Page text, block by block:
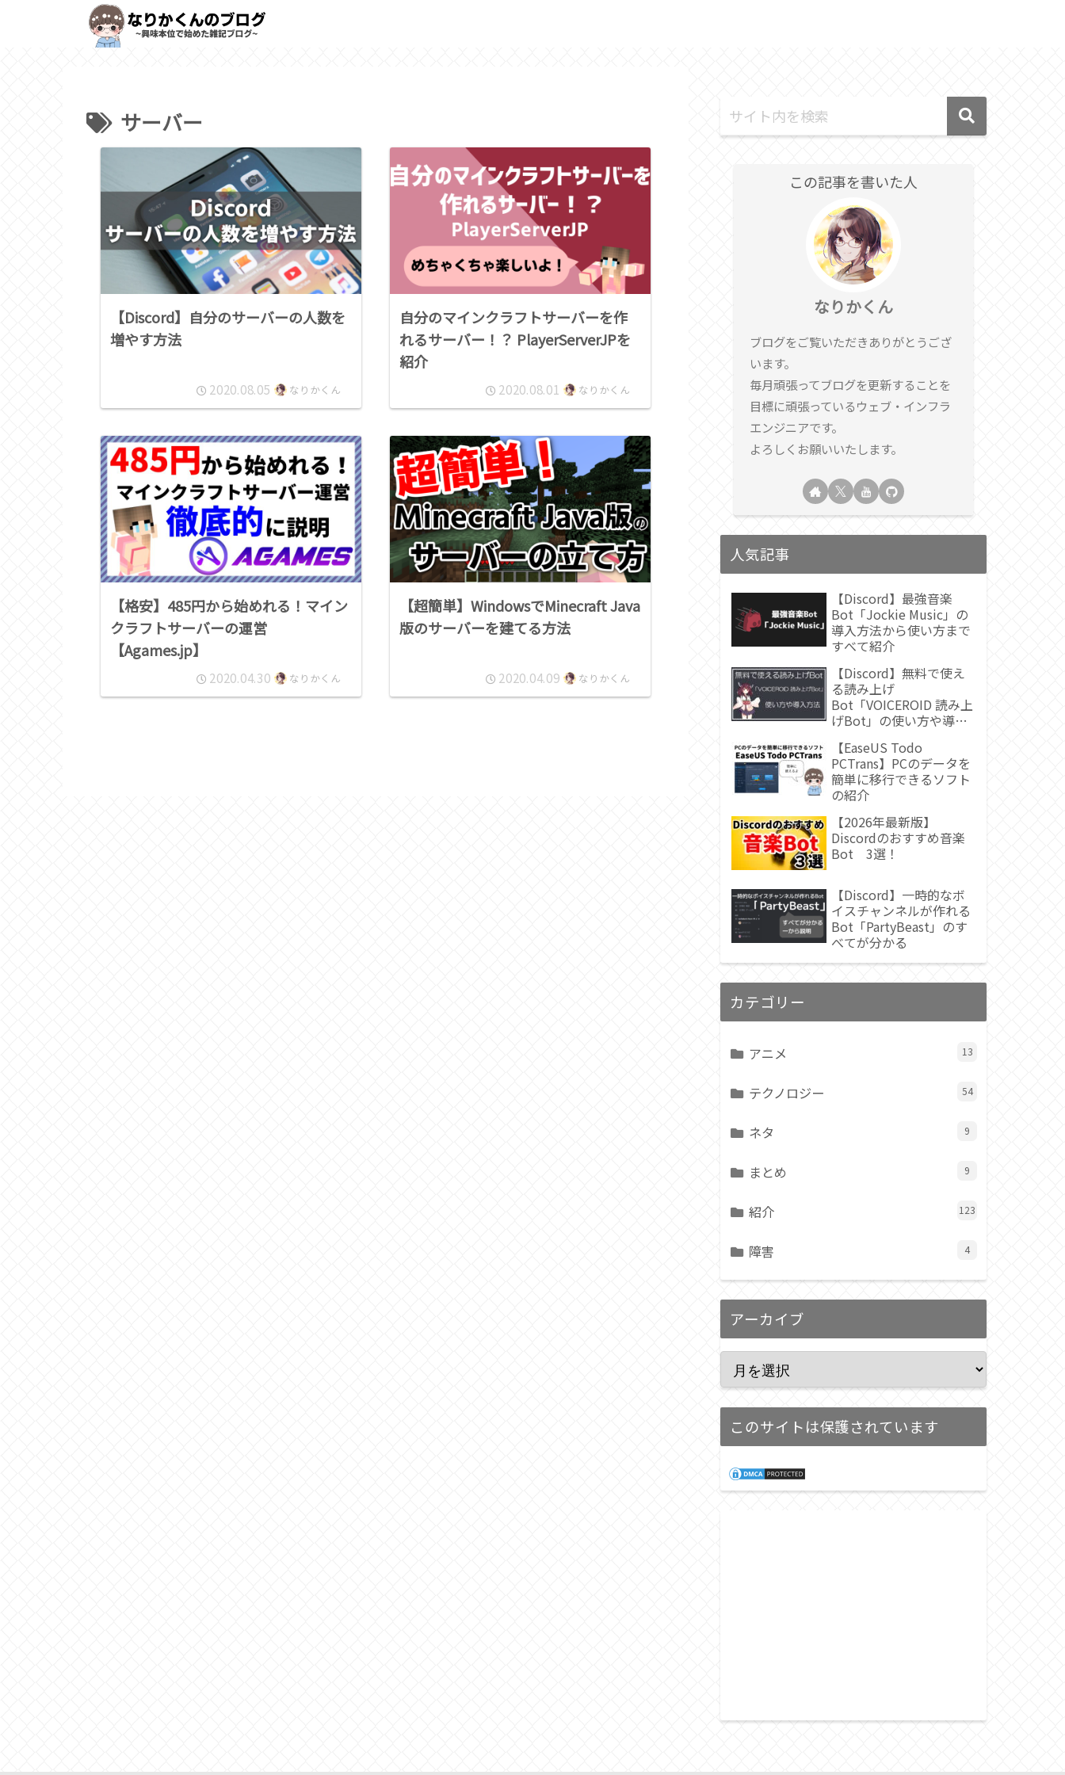
サーバー
【Discord】自分のサーバーの人数を
増やす方法
2020.08.05 なりかくん
自分のマインクラフトサーバーを作
れるサーバー！？ PlayerServerJPを
紹介
2020.08.01 なりかくん
【格安】485円から始めれる！マイン
クラフトサーバーの運営
【Agames.jp】
2020.04.30 なりかくん
【超簡単】WindowsでMinecraft Java
版のサーバーを建てる方法
2020.04.09 なりかくん
この記事を書いた人
なりかくん
ブログをご覧いただきありがとうござ
います。
毎月頑張ってブログを更新することを
目標に頑張っているウェブ・インフラ
エンジニアです。
よろしくお願いいたします。
人気記事
【Discord】最強音楽
Bot「Jockie Music」の
導入方法から使い方まで
すべて紹介
【Discord】無料で使え
る読み上げ
Bot「VOICEROID 読み上
げBot」の使い方や導入
【EaseUS Todo
PCTrans】PCのデータを
簡単に移行できるソフト
の紹介
【2026年最新版】
Discordのおすすめ音楽
Bot 3選！
【Discord】一時的なボ
イスチャンネルが作れる
Bot「PartyBeast」のす
べてが分かる
カテゴリー
アニメ 13
テクノロジー 54
ネタ 9
まとめ 9
紹介 123
障害 4
アーカイブ
このサイトは保護されています